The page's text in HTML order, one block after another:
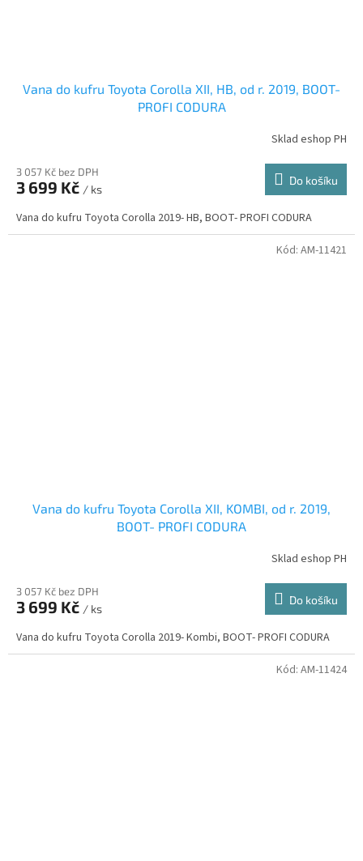
Vana do kufru Toyota Corolla XII, HB, od r. 2019, BOOT-
PROFI CODURA
Sklad eshop PH
3 057 Kč bez DPH
3 699 Kč / ks
Do košíku
Vana do kufru Toyota Corolla 2019- HB, BOOT- PROFI CODURA
Vana do kufru Toyota Corolla XII, KOMBI, od r. 2019,
BOOT- PROFI CODURA
Sklad eshop PH
3 057 Kč bez DPH
3 699 Kč / ks
Do košíku
Vana do kufru Toyota Corolla 2019- Kombi, BOOT- PROFI CODURA
Kód: AM-11421
Kód: AM-11424